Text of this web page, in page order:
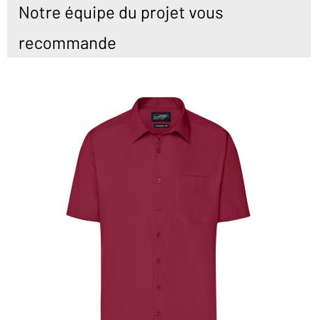
Notre équipe du projet vous
recommande